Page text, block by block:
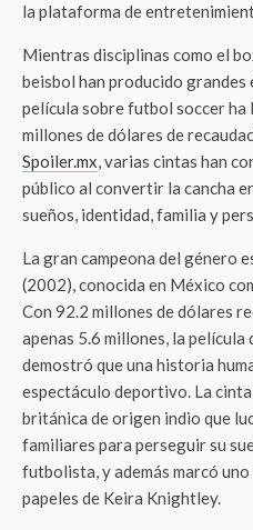
la plataforma de
Mientras disciplinas como el
beisbol han producido
película sobre futbol soccer
millones de dólares de
Spoiler.mx, varias cintas han
público al convertir la cancha
sueños, identidad, familia y
La gran campeona del género
(2002), conocida en México
Con 92.2 millones de dólares
apenas 5.6 millones, la
demostró que una historia
espectáculo deportivo. La cinta
británica de origen indio que
familiares para perseguir su
futbolista, y además marcó
papeles de Keira Knightley.